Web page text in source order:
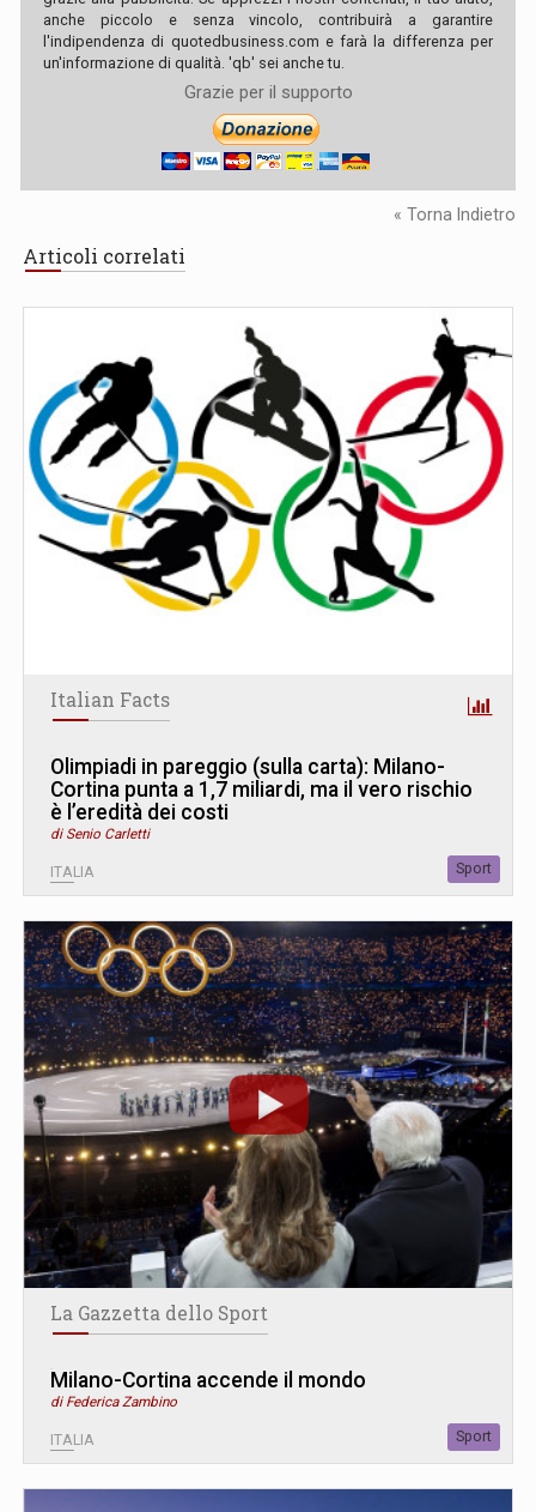
anche piccolo e senza vincolo, contribuirà a garantire
l'indipendenza di quotedbusiness.com e farà la differenza per
un'informazione di qualità. 'qb' sei anche tu.
Grazie per il supporto
« Torna Indietro
Articoli correlati
Italian Facts
Olimpiadi in pareggio (sulla carta): Milano-
Cortina punta a 1,7 miliardi, ma il vero rischio
è l’eredità dei costi
di Senio Carletti
ITALIA Sport
La Gazzetta dello Sport
Milano-Cortina accende il mondo
di Federica Zambino
ITALIA Sport